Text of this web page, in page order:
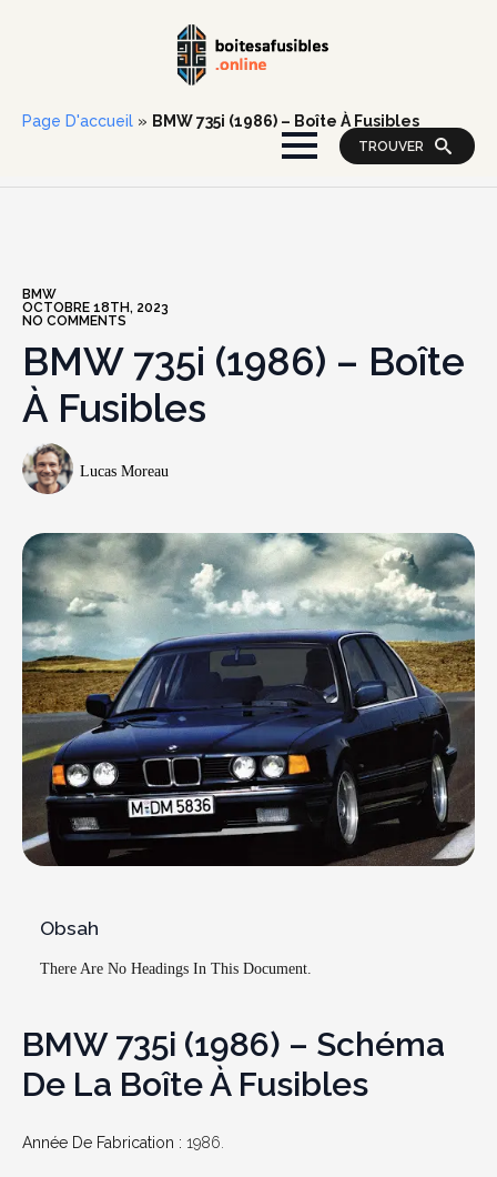
TROUVER
Page D'accueil » BMW 735i (1986) – Boîte À Fusibles
BMW
OCTOBRE 18TH, 2023
NO COMMENTS
BMW 735i (1986) – Boîte
À Fusibles
Lucas Moreau
Obsah
There Are No Headings In This Document.
BMW 735i (1986) – Schéma
De La Boîte À Fusibles
Année De Fabrication : 1986.